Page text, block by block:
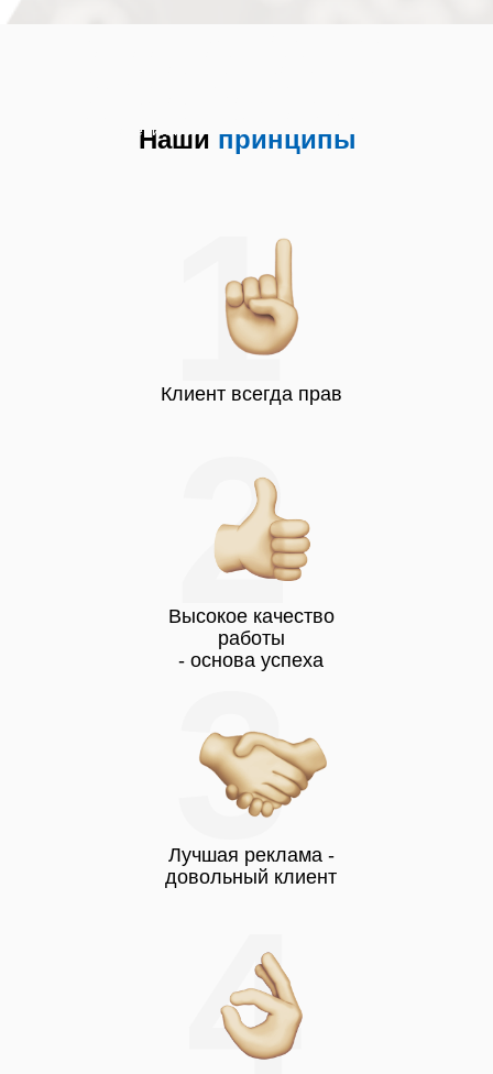
1
4
3
Клиент всегда прав
Наши принципы
Высокое качество
работы
- основа успеха
Лучшая реклама -
довольный клиент
2
изображения нет